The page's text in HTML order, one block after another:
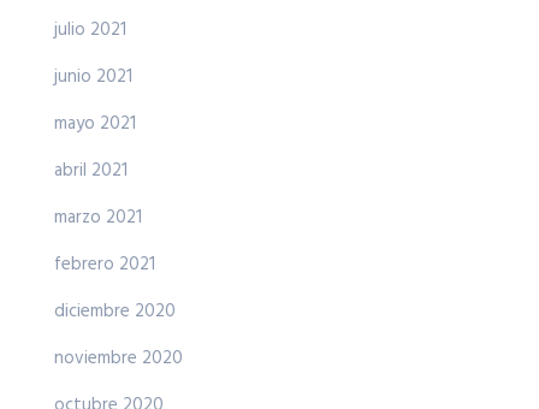
julio 2021
junio 2021
mayo 2021
abril 2021
marzo 2021
febrero 2021
diciembre 2020
noviembre 2020